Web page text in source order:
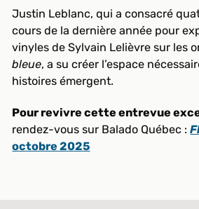
Justin Leblanc, qui a consacré
cours de la dernière année pour
vinyles de Sylvain Lelièvre sur les
bleue, a su créer l’espace
histoires émergent.
Pour revivre cette entrevue
rendez-vous sur Balado Québec :
octobre 2025